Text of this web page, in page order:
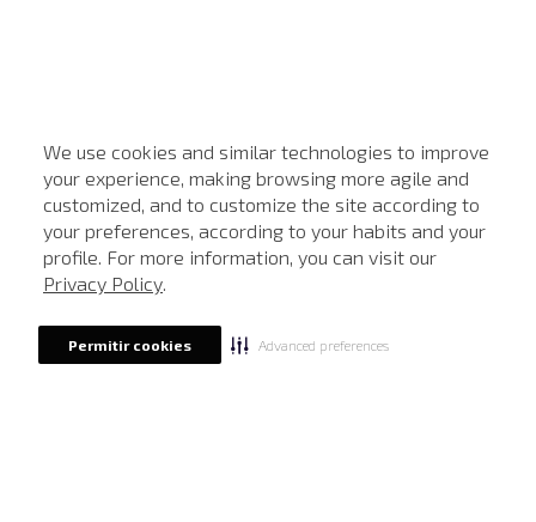
We use cookies and similar technologies to improve
your experience, making browsing more agile and
customized, and to customize the site according to
your preferences, according to your habits and your
profile. For more information, you can visit our
Privacy Policy.
Permitir cookies Advanced preferences